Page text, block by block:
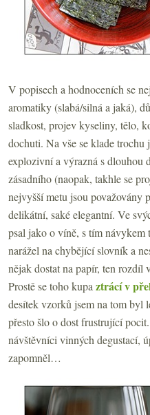
V popisech a hodnoceních se
aromatiky (slabá/silná a jaká),
sladkost, projev kyseliny, tělo,
dochuti. Na vše se klade trochu
explozivní a výrazná s dlouhou
zásadního (naopak, takhle se
nejvyšší metu jsou považovány
delikátní, saké elegantní. Ve
psal jako o víně, s tím
narážel na chybějící slovník a
nějak dostat na papír, ten rozdíl
Prostě se toho kupa ztrácí v
desítek vzorků jsem na tom byl
přesto šlo o dost frustrující
návštěvníci vinných degustací,
zapomněl…